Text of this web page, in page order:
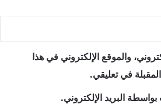
والموقع الإلكتروني في هذا
في تعليقي.
بواسطة البريد الإلكتروني.